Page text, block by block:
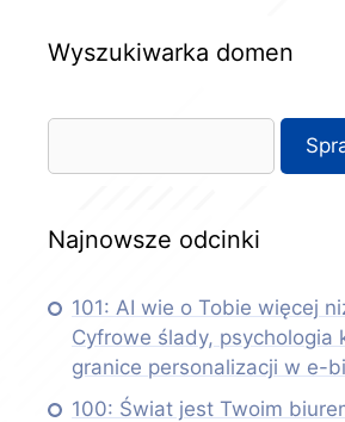
Wyszukiwarka domen
Najnowsze odcinki
101: AI wie o Tobie więcej
Cyfrowe ślady, psychologia
granice personalizacji w e-
100: Świat jest Twoim